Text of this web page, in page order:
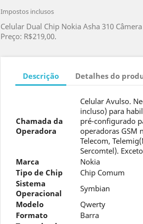
Impostos inclusos
Celular Dual Chip Nokia Asha 310
Preço: R$219,00.
Descrição Detalhes do
Chamada da
Operadora
Celular Avulso.
incluso) para
pré-configurado
operadoras GSM
Telecom,
Sercomtel).
Marca
Nokia
Tipo de Chip
Chip Comum
Sistema
Operacional
Symbian
Modelo
Qwerty
Formato
Barra